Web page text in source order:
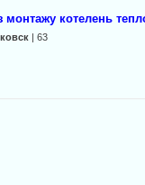
монтажу котелень
| 63